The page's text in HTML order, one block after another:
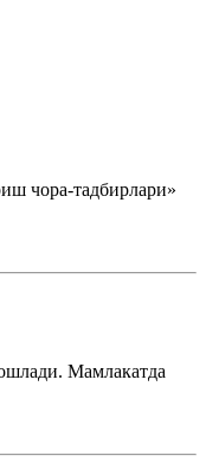
чора-тадбирлари»
Мамлакатда